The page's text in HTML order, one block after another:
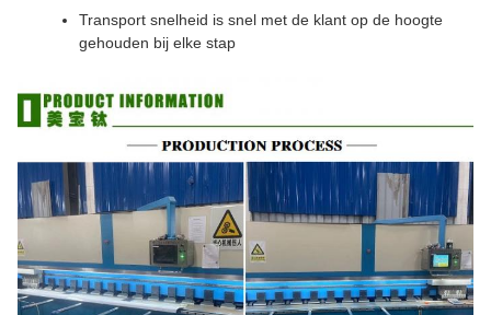
Transport snelheid is snel met de klant op de hoogte
gehouden bij elke stap